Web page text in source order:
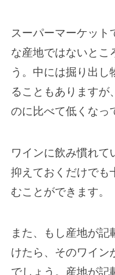
スーパーマーケット
な産地ではないとこ
う。中には掘り出し
ることもありますが
のに比べて低くなっ
ワインに飲み慣れて
抑えておくだけでも
むことができます。
また、もし産地が記
けたら、そのワイン
でしょう。産地が記